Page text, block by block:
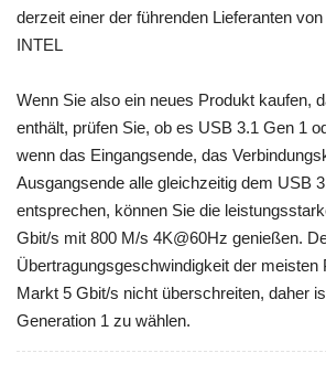
derzeit einer der führenden Lieferanten
INTEL
Wenn Sie also ein neues Produkt kaufen,
enthält, prüfen Sie, ob es USB 3.1 Gen 1
wenn das Eingangsende, das
Ausgangsende alle gleichzeitig dem USB
entsprechen, können Sie die
Gbit/s mit 800 M/s 4K@60Hz genießen.
Übertragungsgeschwindigkeit der meisten
Markt 5 Gbit/s nicht überschreiten, daher
Generation 1 zu wählen.